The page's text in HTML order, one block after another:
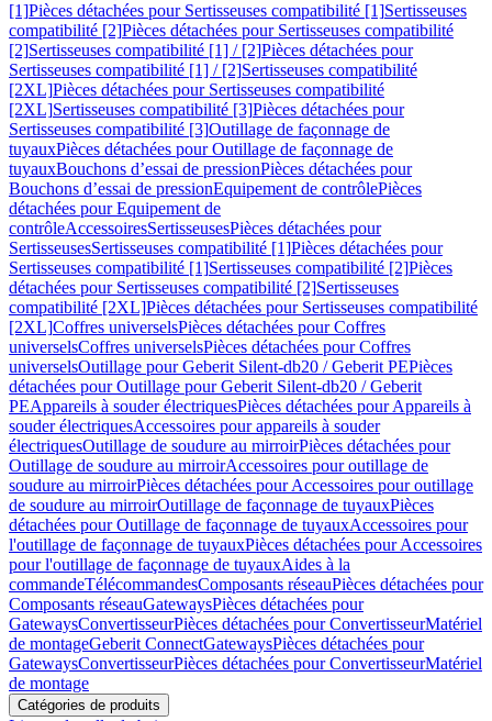
[1]Pièces détachées pour Sertisseuses compatibilité [1]Sertisseuses
compatibilité [2]Pièces détachées pour Sertisseuses compatibilité
[2]Sertisseuses compatibilité [1] / [2]Pièces détachées pour
Sertisseuses compatibilité [1] / [2]Sertisseuses compatibilité
[2XL]Pièces détachées pour Sertisseuses compatibilité
[2XL]Sertisseuses compatibilité [3]Pièces détachées pour
Sertisseuses compatibilité [3]Outillage de façonnage de
tuyauxPièces détachées pour Outillage de façonnage de
tuyauxBouchons d’essai de pressionPièces détachées pour
Bouchons d’essai de pressionEquipement de contrôlePièces
détachées pour Equipement de
contrôleAccessoiresSertisseusesPièces détachées pour
SertisseusesSertisseuses compatibilité [1]Pièces détachées pour
Sertisseuses compatibilité [1]Sertisseuses compatibilité [2]Pièces
détachées pour Sertisseuses compatibilité [2]Sertisseuses
compatibilité [2XL]Pièces détachées pour Sertisseuses compatibilité
[2XL]Coffres universelsPièces détachées pour Coffres
universelsCoffres universelsPièces détachées pour Coffres
universelsOutillage pour Geberit Silent-db20 / Geberit PEPièces
détachées pour Outillage pour Geberit Silent-db20 / Geberit
PEAppareils à souder électriquesPièces détachées pour Appareils à
souder électriquesAccessoires pour appareils à souder
électriquesOutillage de soudure au mirroirPièces détachées pour
Outillage de soudure au mirroirAccessoires pour outillage de
soudure au mirroirPièces détachées pour Accessoires pour outillage
de soudure au mirroirOutillage de façonnage de tuyauxPièces
détachées pour Outillage de façonnage de tuyauxAccessoires pour
l'outillage de façonnage de tuyauxPièces détachées pour Accessoires
pour l'outillage de façonnage de tuyauxAides à la
commandeTélécommandesComposants réseauPièces détachées pour
Composants réseauGatewaysPièces détachées pour
GatewaysConvertisseurPièces détachées pour ConvertisseurMatériel
de montageGeberit ConnectGatewaysPièces détachées pour
GatewaysConvertisseurPièces détachées pour ConvertisseurMatériel
de montage
Catégories de produits